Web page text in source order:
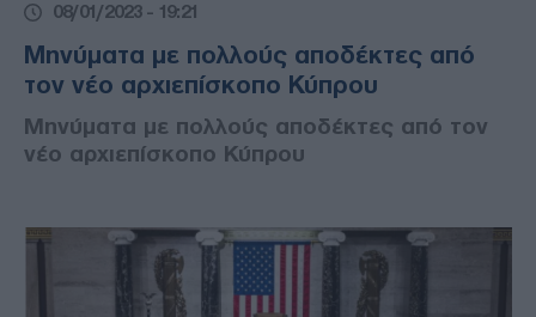
08/01/2023 - 19:21
Μηνύματα με πολλούς αποδέκτες από
τον νέο αρχιεπίσκοπο Κύπρου
Μηνύματα με πολλούς αποδέκτες από τον
νέο αρχιεπίσκοπο Κύπρου